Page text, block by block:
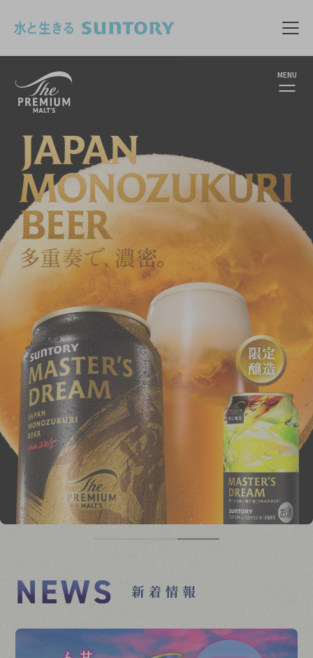
メ
MENU
ザ・プレミアム・モルツ
ザ・プレミアム・
香るエール